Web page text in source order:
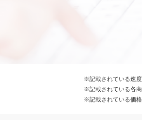
※記載されている速度
※記載されている各商
※記載されている価格